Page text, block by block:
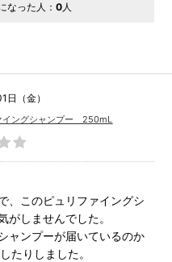
なった人： 0人
日（金）
ングシャンプー 250mL
、このピュリファイングシ
がしませんでした。
ャンプーが届いているのか
たりしました。